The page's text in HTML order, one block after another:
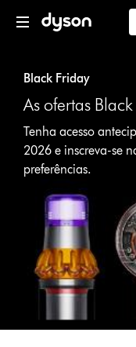
seguinte
Black Friday
As ofertas
Tenha acesso
2026 e inscreva-se
preferências.